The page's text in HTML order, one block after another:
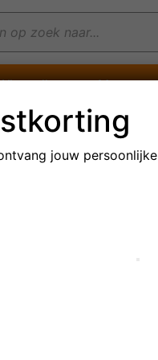
wijnen
jouw persoonlijke